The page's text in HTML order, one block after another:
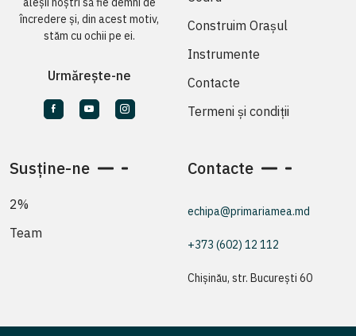
încredere și, din acest motiv,
stăm cu ochii pe ei.
Urmărește-ne
Construim Orașul
Instrumente
Contacte
Termeni și condiții
Susține-ne
2%
Team
Contacte
echipa@primariamea.md
+373 (602) 12 112
Chișinău, str. București 60